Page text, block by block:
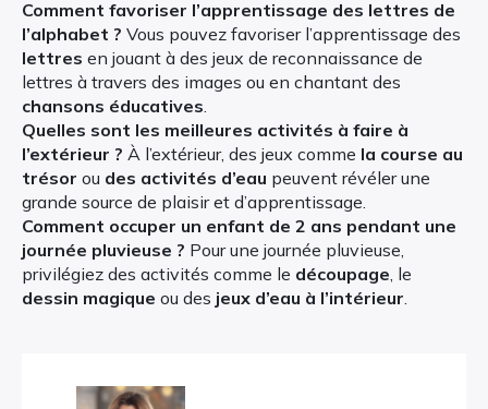
Comment favoriser l’apprentissage des lettres de
l’alphabet ? Vous pouvez favoriser l’apprentissage des
lettres en jouant à des jeux de reconnaissance de
lettres à travers des images ou en chantant des
chansons éducatives
Quelles sont les meilleures activités à faire à
l’extérieur ? À l’extérieur, des jeux comme la course au
trésor ou des activités d’eau peuvent révéler une
grande source de plaisir et d’apprentissage.
Comment occuper un enfant de 2 ans pendant une
journée pluvieuse ? Pour une journée pluvieuse,
privilégiez des activités comme le découpage , le
dessin magique ou des jeux d’eau à l’intérieur